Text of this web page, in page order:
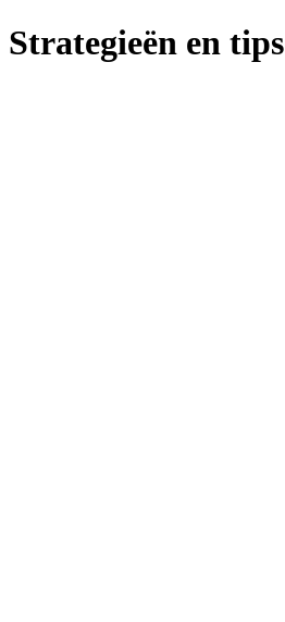
Strategieën en tips